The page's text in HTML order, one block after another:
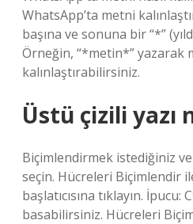
WhatsApp’ta metni
başına ve sonuna bir “*”
Örneğin, “*metin*” yazarak
kalınlaştırabilirsiniz.
Üstü çizili yazı
Biçimlendirmek istediğiniz
seçin. Hücreleri Biçimlendir
başlatıcısına tıklayın.
basabilirsiniz. Hücreleri